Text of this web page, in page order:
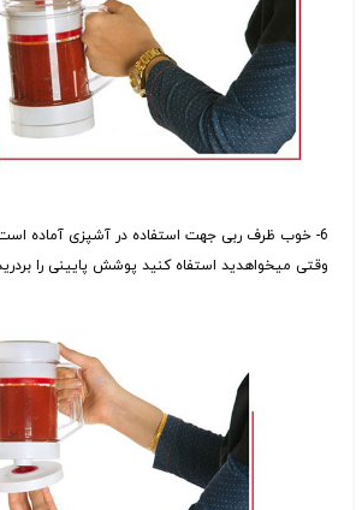
6- خوب ظرف ربی جهت استفاده در آشپزی آماده
وقتی میخواهدید استفاه کنید پوشش پایینی را